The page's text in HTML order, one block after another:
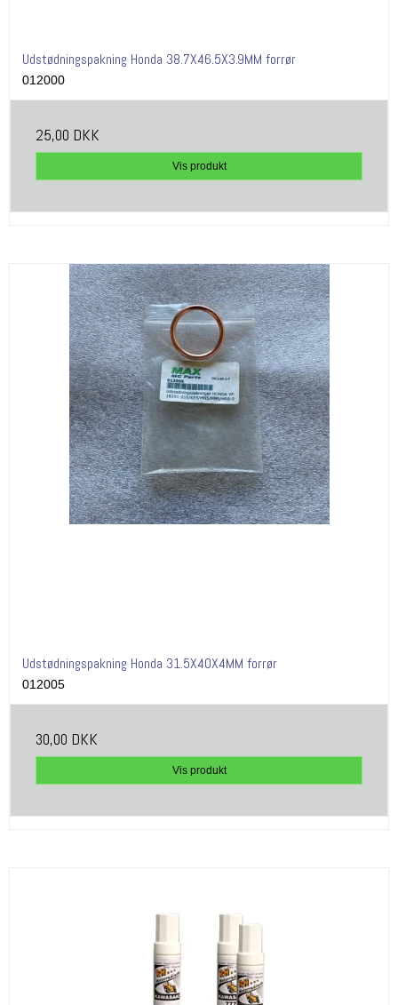
Udstødningspakning Honda 38.7X46.5X3.9MM forrør
012000
25,00 DKK
Vis produkt
Udstødningspakning Honda 31.5X40X4MM forrør
012005
30,00 DKK
Vis produkt